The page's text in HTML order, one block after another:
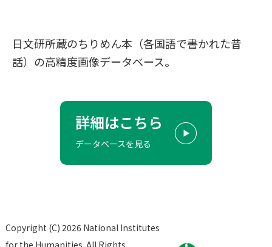
日文研所蔵のちりめん本（各国語で書かれた昔
話）の高精度画像データベース。
詳細はこちら
データベースを見る
Copyright (C) 2026 National Institutes
for the Humanities. All Rights